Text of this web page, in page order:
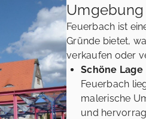
Umgebung
Feuerbach ist
Gründe bietet,
verkaufen oder
Schöne Lage
Feuerbach
malerische
und